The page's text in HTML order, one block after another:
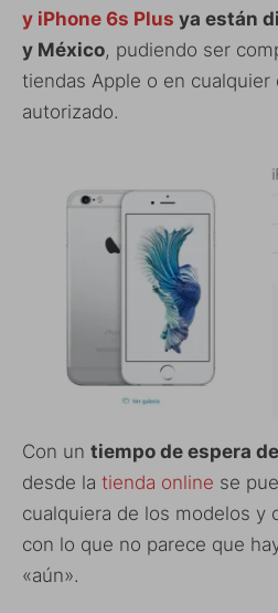
y iPhone 6s Plus ya están
y México, pudiendo ser
tiendas Apple o en cualquier
autorizado.
Con un tiempo de espera
desde la tienda online se
cualquiera de los modelos y
con lo que no parece que
«aún».